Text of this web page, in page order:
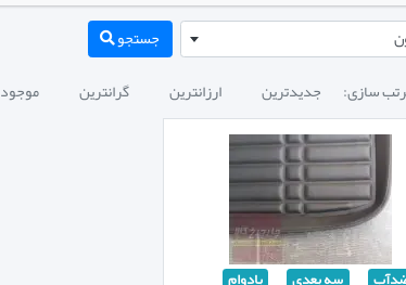
جستجو
سازی: جدیدترین ارزانترین گرانترین موجود
سه بعدی بادوام